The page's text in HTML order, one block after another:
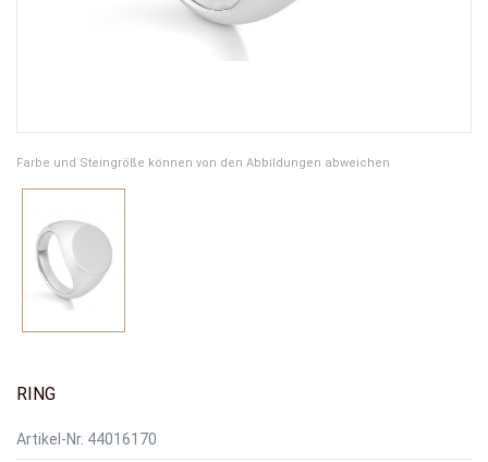
Farbe und Steingröße können von den Abbildungen abweichen
RING
Artikel-Nr. 44016170